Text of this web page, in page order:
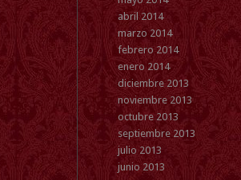
abril 2014
marzo 2014
febrero 2014
enero 2014
diciembre 2013
noviembre 2013
octubre 2013
septiembre 2013
julio 2013
junio 2013